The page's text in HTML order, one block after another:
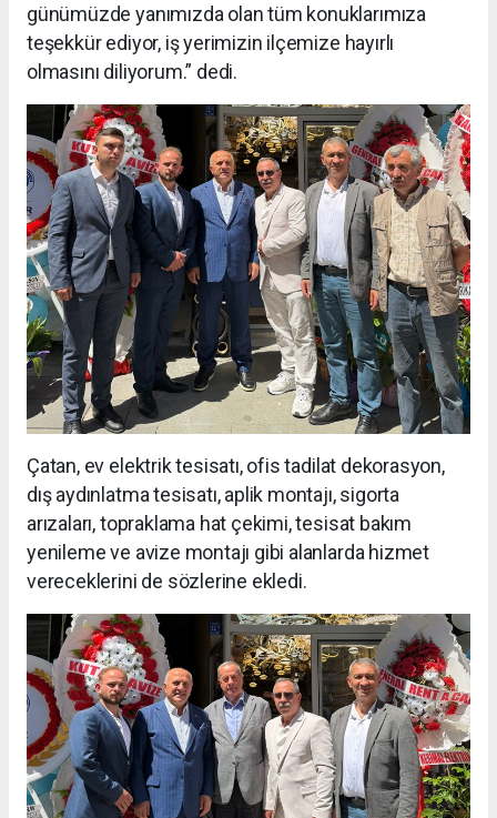
günümüzde yanımızda olan tüm konuklarımıza
teşekkür ediyor, iş yerimizin ilçemize hayırlı
olmasını diliyorum.” dedi.
Çatan, ev elektrik tesisatı, ofis tadilat dekorasyon,
dış aydınlatma tesisatı, aplik montajı, sigorta
arızaları, topraklama hat çekimi, tesisat bakım
yenileme ve avize montajı gibi alanlarda hizmet
vereceklerini de sözlerine ekledi.